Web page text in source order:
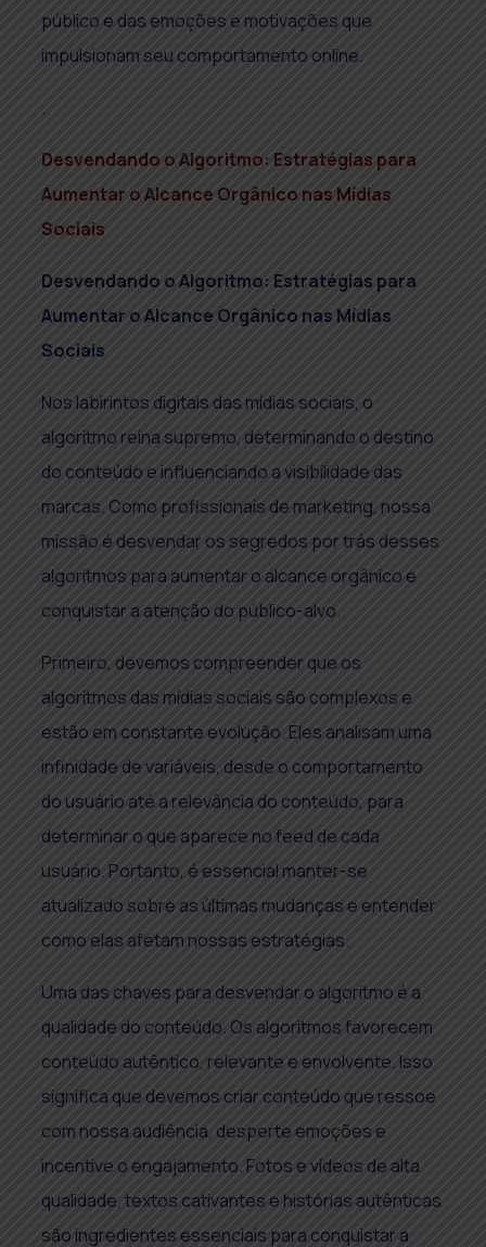
público e das emoções e motivações que
impulsionam seu comportamento online.
.
Desvendando o Algoritmo: Estratégias para
Aumentar o Alcance Orgânico nas Mídias
Sociais
Desvendando o Algoritmo: Estratégias para
Aumentar o Alcance Orgânico nas Mídias
Sociais
Nos labirintos digitais das mídias sociais, o
algoritmo reina supremo, determinando o destino
do conteúdo e influenciando a visibilidade das
marcas. Como profissionais de marketing, nossa
missão é desvendar os segredos por trás desses
algoritmos para aumentar o alcance orgânico e
conquistar a atenção do público-alvo.
Primeiro, devemos compreender que os
algoritmos das mídias sociais são complexos e
estão em constante evolução. Eles analisam uma
infinidade de variáveis, desde o comportamento
do usuário até a relevância do conteúdo, para
determinar o que aparece no feed de cada
usuário. Portanto, é essencial manter-se
atualizado sobre as últimas mudanças e entender
como elas afetam nossas estratégias.
Uma das chaves para desvendar o algoritmo é a
qualidade do conteúdo. Os algoritmos favorecem
conteúdo autêntico, relevante e envolvente. Isso
significa que devemos criar conteúdo que ressoe
com nossa audiência, desperte emoções e
incentive o engajamento. Fotos e vídeos de alta
qualidade, textos cativantes e histórias autênticas
são ingredientes essenciais para conquistar a